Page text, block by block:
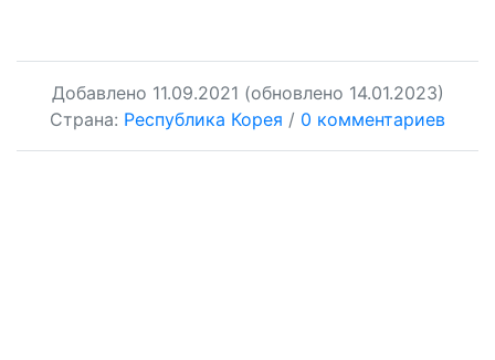
Добавлено 11.09.2021 (обновлено 14.01.2023)
Страна: Республика Корея / 0 комментариев